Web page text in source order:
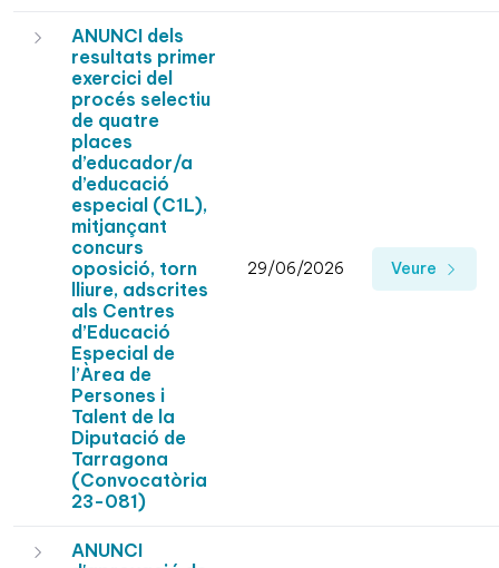
ANUNCI dels
resultats primer
exercici del
procés selectiu
de quatre
places
d’educador/a
d’educació
especial (C1L),
mitjançant
concurs
oposició, torn
lliure, adscrites
als Centres
d’Educació
Especial de
l’Àrea de
Persones i
Talent de la
Diputació de
Tarragona
(Convocatòria
23-081)
29/06/2026 Veure
ANUNCI